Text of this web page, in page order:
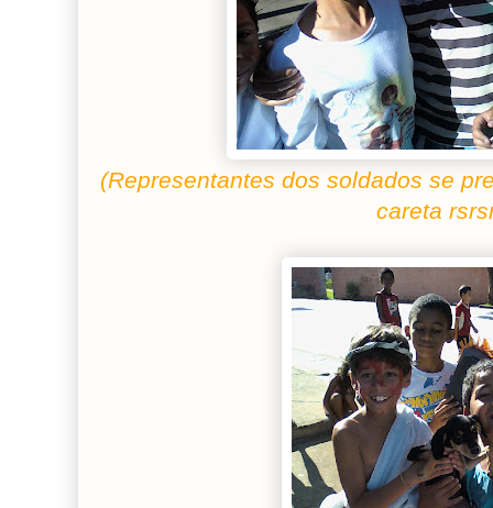
(Representantes dos soldados se
careta